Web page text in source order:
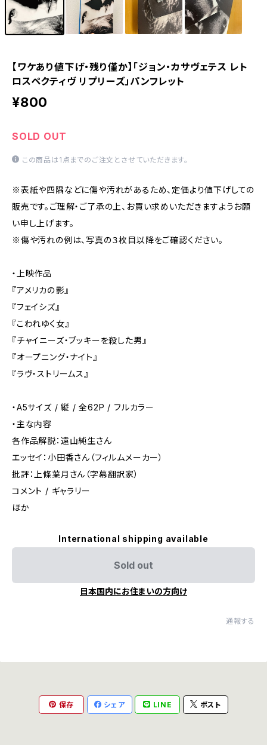
【ワケあり値下げ・残り僅か】「ジョン・カサヴェテス レト
ロスペクティヴ リプリーズ」パンフレット
¥800
SOLD OUT
この商品は1点までのご注文とさせていただきます。
※表紙や四隅などに傷や汚れがあるため、定価より値下げしての
販売です。ご理解・ご了承の上、お買い求めいただきますようお願
い申し上げます。
※傷や汚れの例は、写真の３枚目以降をご確認ください。
・上映作品
『アメリカの影』
『フェイシズ』
『こわれゆく女』
『チャイニーズ・ブッキーを殺した男』
『オープニング・ナイト』
『ラヴ・ストリームス』
・A5サイズ / 縦 / 全62P / フルカラー
・主な内容
各作品解説：遠山純生さん
エッセイ：小田香さん（フィルムメーカー）
批評：上條葉月さん（字幕翻訳家）
コメント / ギャラリー
ほか
International shipping available
Sold out
日本国内にお住まいの方向け
通報する
保存 シェア LINE ポスト